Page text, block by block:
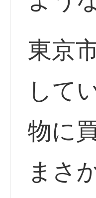
東京
して
物に
まさ